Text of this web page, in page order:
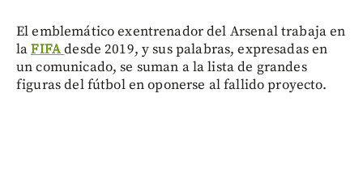
El emblemático exentrenador del Arsenal trabaja en
laFIFAdesde 2019, y sus palabras, expresadas en
un comunicado, se suman a la lista de grandes
figuras del fútbol en oponerse al fallido proyecto.